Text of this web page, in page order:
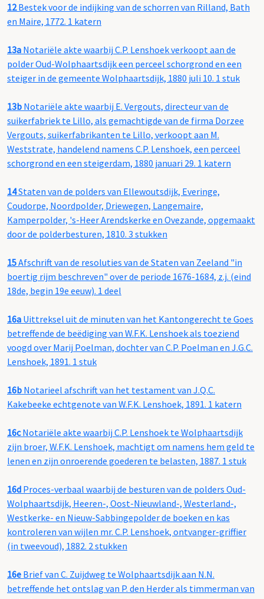
12Bestek voor de indijking van de schorren van Rilland, Bath
en Maire, 1772. 1 katern
13a Notariële akte waarbij C.P. Lenshoek verkoopt aan de
polder Oud-Wolphaartsdijk een perceel schorgrond en een
steiger in de gemeente Wolphaartsdijk, 1880 juli 10. 1 stuk
13b Notariële akte waarbij E. Vergouts, directeur van de
suikerfabriek te Lillo, als gemachtigde van de firma Dorzee
Vergouts, suikerfabrikanten te Lillo, verkoopt aan M.
Weststrate, handelend namens C.P. Lenshoek, een perceel
schorgrond en een steigerdam, 1880 januari 29. 1 katern
14Staten van de polders van Ellewoutsdijk, Everinge,
Coudorpe, Noordpolder, Driewegen, Langemaire,
Kamperpolder, 's-Heer Arendskerke en Ovezande, opgemaakt
door de polderbesturen, 1810. 3 stukken
15Afschrift van de resoluties van de Staten van Zeeland "in
boertig rijm beschreven" over de periode 1676-1684, z.j. (eind
18de, begin 19e eeuw). 1 deel
16a Uittreksel uit de minuten van het Kantongerecht te Goes
betreffende de beëdiging van W.F.K. Lenshoek als toeziend
voogd over Marij Poelman, dochter van C.P. Poelman en J.G.C.
Lenshoek, 1891. 1 stuk
16b Notarieel afschrift van het testament van J.Q.C.
Kakebeeke echtgenote van W.F.K. Lenshoek, 1891. 1 katern
16cNotariële akte waarbij C.P. Lenshoek te Wolphaartsdijk
zijn broer, W.F.K. Lenshoek, machtigt om namens hem geld te
lenen en zijn onroerende goederen te belasten, 1887. 1 stuk
16d Proces-verbaal waarbij de besturen van de polders Oud-
Wolphaartsdijk, Heeren-, Oost-Nieuwland-, Westerland-,
Westkerke- en Nieuw-Sabbingepolder de boeken en kas
kontroleren van wijlen mr. C.P. Lenshoek, ontvanger-griffier
(in tweevoud), 1882. 2 stukken
16e Brief van C. Zuijdweg te Wolphaartsdijk aan N.N.
betreffende het ontslag van P. den Herder als timmerman van